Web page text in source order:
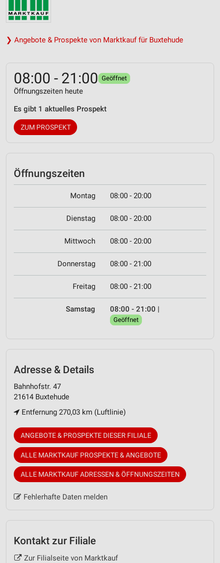
❯ Angebote & Prospekte von Marktkauf für Buxtehude
08:00 - 21:00 Geöffnet
Öffnungszeiten heute
Es gibt 1 aktuelles Prospekt
ZUM PROSPEKT
Öffnungszeiten
Montag 08:00 - 20:00
Dienstag 08:00 - 20:00
Mittwoch 08:00 - 20:00
Donnerstag 08:00 - 21:00
Freitag 08:00 - 21:00
Samstag 08:00 - 21:00 |
Geöffnet
Adresse & Details
Bahnhofstr. 47
21614 Buxtehude
Entfernung 270,03 km (Luftlinie)
ANGEBOTE & PROSPEKTE DIESER FILIALE
ALLE MARKTKAUF PROSPEKTE & ANGEBOTE
ALLE MARKTKAUF ADRESSEN & ÖFFNUNGSZEITEN
Fehlerhafte Daten melden
Kontakt zur Filiale
Zur Filialseite von Marktkauf